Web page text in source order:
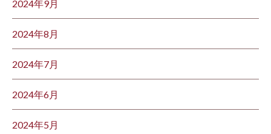
2024年9月
2024年8月
2024年7月
2024年6月
2024年5月